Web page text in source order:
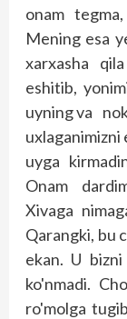
onam
Mening esa
xarxasha
eshitib,
uyning va
uxlaganimizni
uyga
Onam
Xivaga
Qarangki, bu
ekan. U
ko'nmadi.
ro'molga